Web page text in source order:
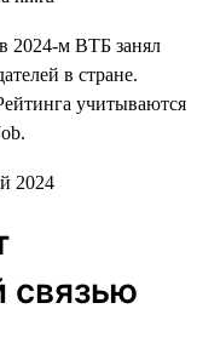
2024-м ВТБ занял
в стране.
учитываются
связью